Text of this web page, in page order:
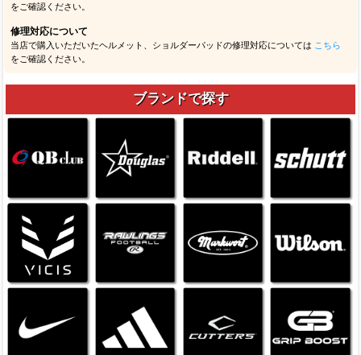
をご確認ください。
修理対応について
当店で購入いただいたヘルメット、ショルダーパッドの修理対応については こちら
をご確認ください。
ブランドで探す